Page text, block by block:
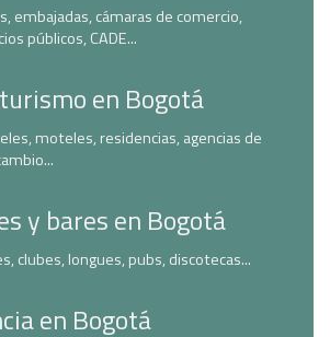
embajadas, cámaras de comercio,
públicos, CADE...
en Bogotá
moteles, residencias, agencias de
y bares en Bogotá
clubes, longues, pubs, discotecas...
en Bogotá